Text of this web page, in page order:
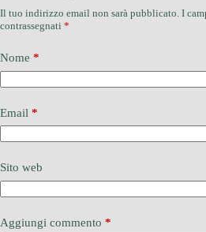
Il tuo indirizzo email non sarà pubblicato. I
contrassegnati *
Nome *
Email *
Sito web
Aggiungi commento *